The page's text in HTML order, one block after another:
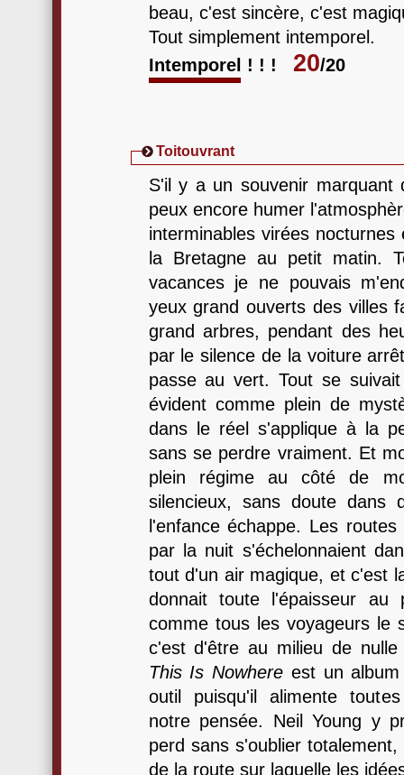
beau, c'est sincère, c'est
Tout simplement intemporel.
Intemporel ! ! !
20/20
Toitouvrant
S'il y a un souvenir marquant
peux encore humer
interminables virées
la Bretagne au petit matin.
vacances je ne pouvais
yeux grand ouverts des villes
grand arbres, pendant des
par le silence de la voiture
passe au vert. Tout se
évident comme plein de
dans le réel s'applique à la
sans se perdre vraiment. Et
plein régime au côté de
silencieux, sans doute dans
l'enfance échappe. Les
par la nuit s'échelonnaient
tout d'un air magique, et c'est
donnait toute l'épaisseur au
comme tous les voyageurs le
c'est d'être au milieu de
This Is Nowhere est un
outil puisqu'il alimente
notre pensée. Neil Young y
perd sans s'oublier
de la route sur laquelle les